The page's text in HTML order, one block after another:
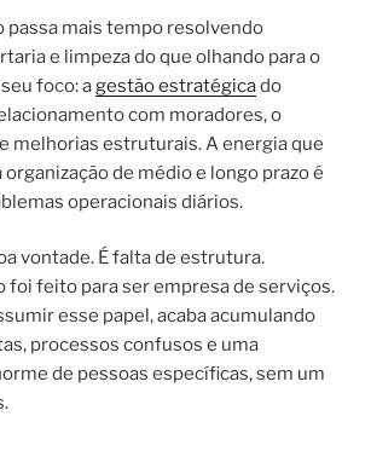
passa mais tempo resolvendo
e limpeza do que olhando para o
foco: agestão estratégicado
com moradores, o
melhorias estruturais. A energia que
de médio e longo prazo é
operacionais diários.
vontade. É falta de estrutura.
foi feito para ser empresa de serviços.
esse papel, acaba acumulando
processos confusos e uma
de pessoas específicas, sem um